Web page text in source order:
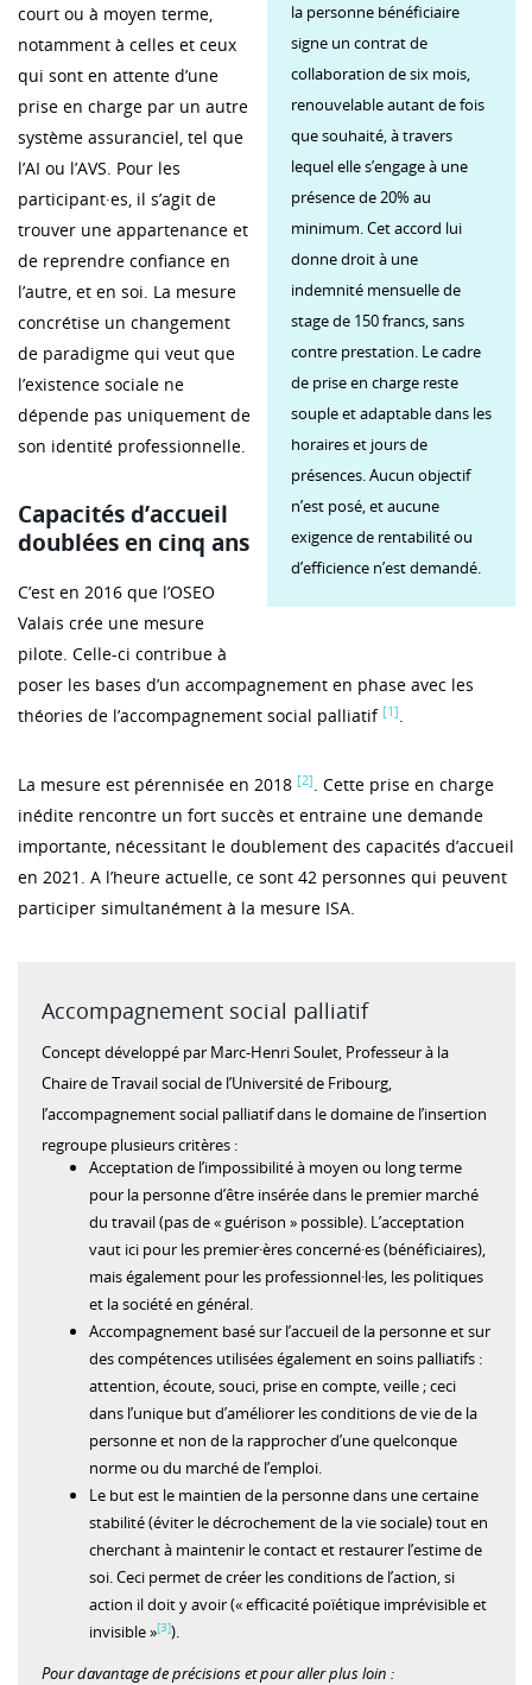
la personne bénéficiaire
signe un contrat de
collaboration de six mois,
renouvelable autant de fois
que souhaité, à travers
lequel elle s’engage à une
présence de 20% au
minimum. Cet accord lui
donne droit à une
indemnité mensuelle de
stage de 150 francs, sans
contre prestation. Le cadre
de prise en charge reste
souple et adaptable dans les
horaires et jours de
présences. Aucun objectif
n’est posé, et aucune
exigence de rentabilité ou
d’efficience n’est demandé.
court ou à moyen terme,
notamment à celles et ceux
qui sont en attente d’une
prise en charge par un autre
système assuranciel, tel que
l’AI ou l’AVS. Pour les
participant·es, il s’agit de
trouver une appartenance et
de reprendre confiance en
l’autre, et en soi. La mesure
concrétise un changement
de paradigme qui veut que
l’existence sociale ne
dépende pas uniquement de
son identité professionnelle.
Capacités d’accueil
doublées en cinq ans
C’est en 2016 que l’OSEO
Valais crée une mesure
pilote. Celle-ci contribue à
poser les bases d’un accompagnement en phase avec les
théories de l’accompagnement social palliatif [1].
La mesure est pérennisée en 2018 [2]. Cette prise en charge
inédite rencontre un fort succès et entraine une demande
importante, nécessitant le doublement des capacités d’accueil
en 2021. A l’heure actuelle, ce sont 42 personnes qui peuvent
participer simultanément à la mesure ISA.
Accompagnement social palliatif
Concept développé par Marc-Henri Soulet, Professeur à la
Chaire de Travail social de l’Université de Fribourg,
l’accompagnement social palliatif dans le domaine de l’insertion
regroupe plusieurs critères :
Acceptation de l’impossibilité à moyen ou long terme
pour la personne d’être insérée dans le premier marché
du travail (pas de « guérison » possible). L’acceptation
vaut ici pour les premier·ères concerné·es (bénéficiaires),
mais également pour les professionnel·les, les politiques
et la société en général.
Accompagnement basé sur l’accueil de la personne et sur
des compétences utilisées également en soins palliatifs :
attention, écoute, souci, prise en compte, veille ; ceci
dans l’unique but d’améliorer les conditions de vie de la
personne et non de la rapprocher d’une quelconque
norme ou du marché de l’emploi.
Le but est le maintien de la personne dans une certaine
stabilité (éviter le décrochement de la vie sociale) tout en
cherchant à maintenir le contact et restaurer l’estime de
soi. Ceci permet de créer les conditions de l’action, si
action il doit y avoir (« efficacité poïétique imprévisible et
invisible »[3]).
Pour davantage de précisions et pour aller plus loin :